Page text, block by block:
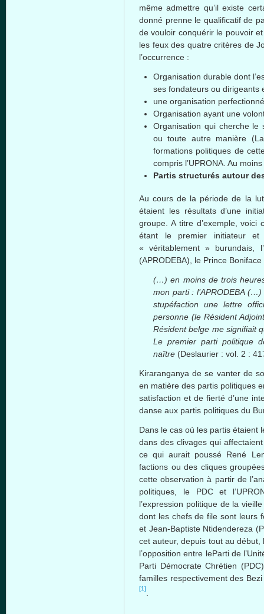
même admettre qu’il existe
donné prenne le qualificatif de
de vouloir conquérir le pouvoir
les feux des quatre critères de
l’occurrence :
Organisation durable dont
ses fondateurs ou dirigeants
une organisation
Organisation ayant une
Organisation qui cherche le
ou toute autre manière
formations politiques de
compris l’UPRONA. Au
Partis structurés autour
Au cours de la période de la
étaient les résultats d’une
groupe. A titre d’exemple,
étant le premier initiateur et
« véritablement » burundais,
(APRODEBA), le Prince
(…) en moins de trois
mon parti : l’APRODEBA
stupéfaction une lettre
personne (le Résident
Résident belge me signifiait
Le premier parti politique
naître (Deslaurier : vol. 2 :
Kiraranganya de se vanter de
en matière des partis politiques
satisfaction et de fierté d’une
danse aux partis politiques du
Dans le cas où les partis étaient
dans des clivages qui
ce qui aurait poussé René
factions ou des cliques
cette observation à partir de
politiques, le PDC et
l’expression politique de la
dont les chefs de file sont leurs
et Jean-Baptiste Ntidendereza
cet auteur, depuis tout au
l’opposition entre leParti de
Parti Démocrate Chrétien
familles respectivement des
[1].